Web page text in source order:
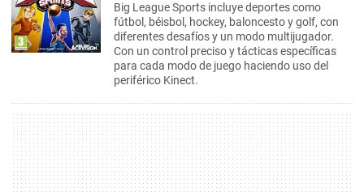
Big League Sports incluye deportes como
fútbol, béisbol, hockey, baloncesto y golf, con
diferentes desafíos y un modo multijugador.
Con un control preciso y tácticas específicas
para cada modo de juego haciendo uso del
periférico Kinect.